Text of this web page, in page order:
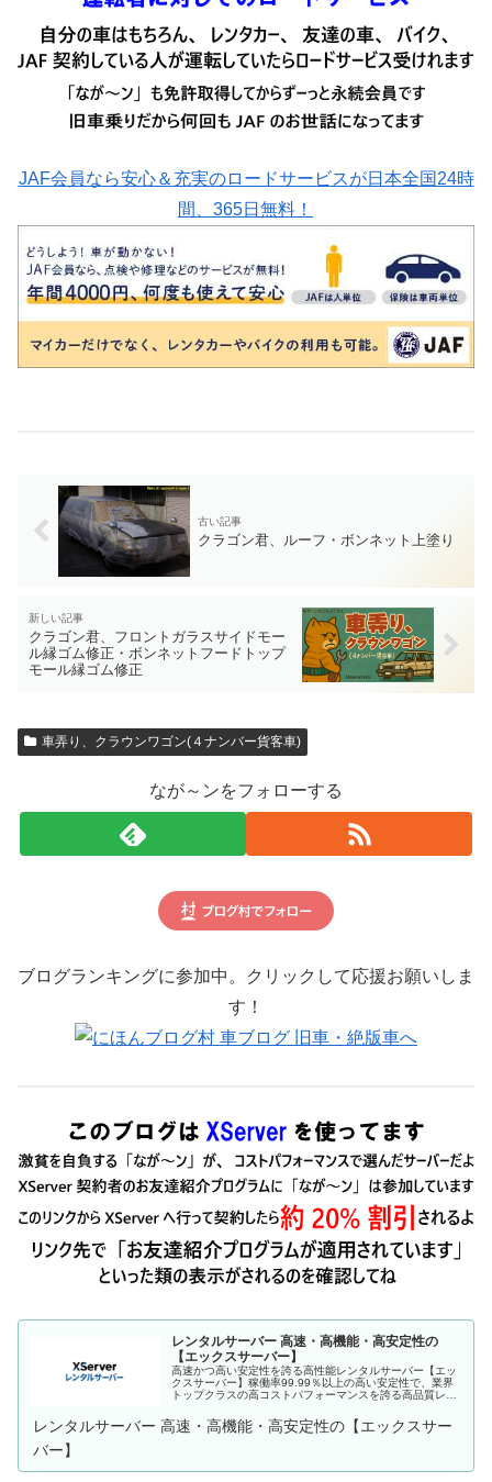
JAF会員なら安心＆充実のロードサービスが日本全国24時
間、365日無料！
クラゴン君、ルーフ・ボンネット上塗り
クラゴン君、フロントガラスサイドモー
ル縁ゴム修正・ボンネットフードトップ
モール縁ゴム修正
車弄り、クラウンワゴン(４ナンバー貨客車)
なが～ンをフォローする
ブログランキングに参加中。クリックして応援お願いしま
す！
レンタルサーバー 高速・高機能・高安定性の
【エックスサーバー】
高速かつ高い安定性を誇る高性能レンタルサーバー【エッ
クスサーバー】稼働率99.99％以上の高い安定性で、業界
トップクラスの高コストパフォーマンスを誇る高品質レン
無料お試し10日間。
レンタルサーバー 高速・高機能・高安定性の【エックスサー
バー】